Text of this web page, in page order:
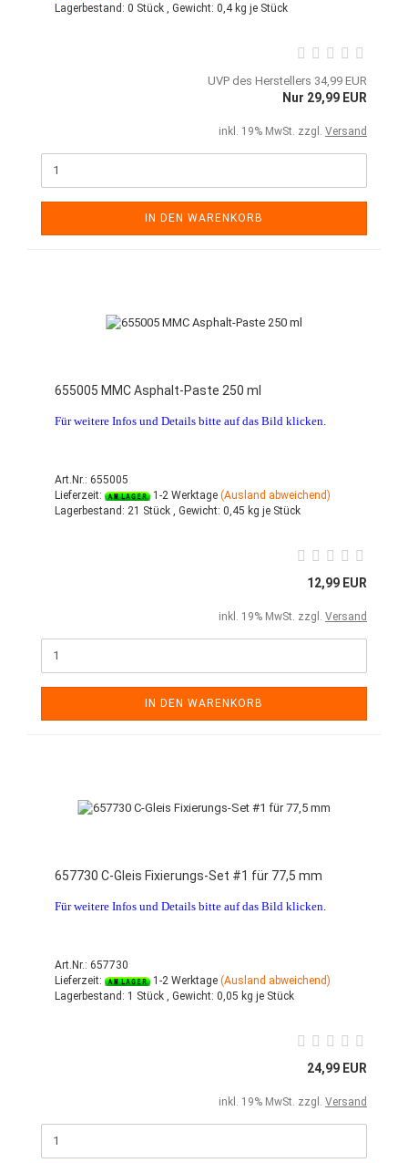
Lagerbestand: 0 Stück , Gewicht: 0,4kg je Stück
UVP des Herstellers 34,99 EUR
Nur 29,99 EUR
inkl. 19% MwSt. zzgl. Versand
IN DEN WARENKORB
655005 MMC Asphalt-Paste 250 ml
Für weitere Infos und Details bitte auf das Bild klicken.
Art.Nr.: 655005
Lieferzeit:
1-2 Werktage (Ausland abweichend)
Lagerbestand: 21 Stück , Gewicht: 0,45 kg je Stück
12,99 EUR
inkl. 19% MwSt. zzgl. Versand
IN DEN WARENKORB
657730 C-Gleis Fixierungs-Set #1 für 77,5 mm
Für weitere Infos und Details bitte auf das Bild klicken.
Art.Nr.: 657730
Lieferzeit:
1-2 Werktage (Ausland abweichend)
Lagerbestand: 1 Stück , Gewicht: 0,05 kg je Stück
24,99 EUR
inkl. 19% MwSt. zzgl. Versand